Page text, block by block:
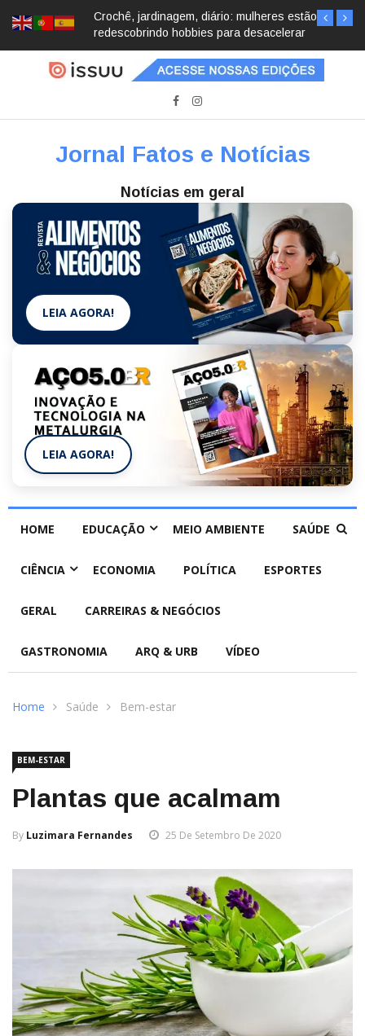
Crochê, jardinagem, diário: mulheres estão
redescobrindo hobbies para desacelerar
Jornal Fatos e Notícias
Notícias em geral
LEIA AGORA!
LEIA AGORA!
HOME EDUCAÇÃO MEIO AMBIENTE SAÚDE
CIÊNCIA ECONOMIA POLÍTICA ESPORTES
GERAL CARREIRAS & NEGÓCIOS
GASTRONOMIA ARQ & URB VÍDEO
Home Saúde Bem-estar
BEM-ESTAR
Plantas que acalmam
By Luzimara Fernandes 25 De Setembro De 2020